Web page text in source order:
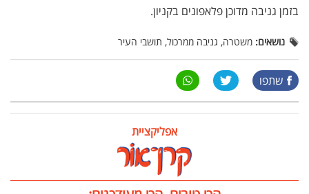
בזמן גניבה מדוכן פלאפונים בקניון.
נושאים: משטרה, גניבה ממרכול, תושבי העיר
שתפו
אפליקציית